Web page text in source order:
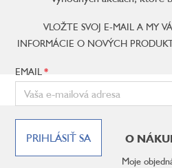
VLOŽTE SVOJ E-MAIL A MY
INFORMÁCIE O NOVÝCH
EMAIL
PRIHLÁSIŤ SA O
Moje